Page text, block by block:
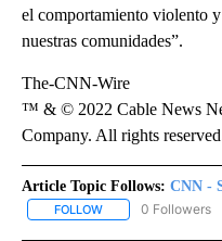
el comportamiento violento
nuestras comunidades”.
The-CNN-Wire
™ & © 2022 Cable News
Company. All rights
Article Topic Follows: CNN -
FOLLOW FOLLOW "CNN -
0 Followers